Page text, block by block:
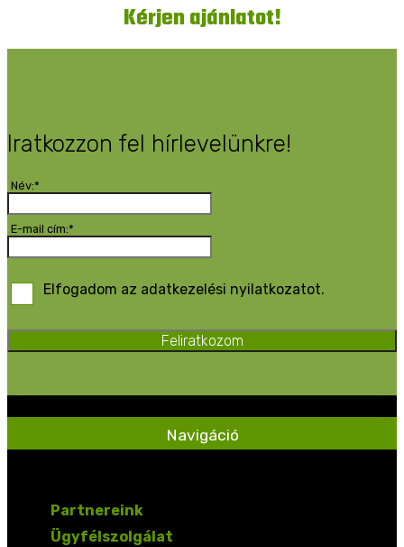
Kérjen ajánlatot!
Iratkozzon fel hírlevelünkre!
Név:*
E-mail cím:*
Elfogadom az adatkezelési nyilatkozatot.
Feliratkozom
Navigáció
Partnereink
Ügyfélszolgálat